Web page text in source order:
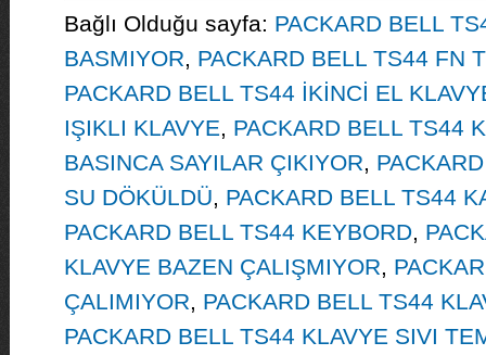
Bağlı Olduğu sayfa: PACKARD BELL
BASMIYOR, PACKARD BELL TS44 FN
PACKARD BELL TS44 İKİNCİ EL
IŞIKLI KLAVYE, PACKARD BELL TS44
BASINCA SAYILAR ÇIKIYOR,
SU DÖKÜLDÜ, PACKARD BELL TS44
PACKARD BELL TS44 KEYBORD,
KLAVYE BAZEN ÇALIŞMIYOR,
ÇALIMIYOR, PACKARD BELL TS44
PACKARD BELL TS44 KLAVYE SIVI